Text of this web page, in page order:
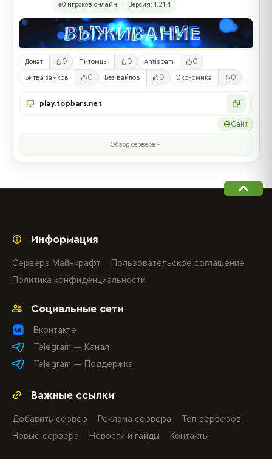
0 игроков онлайн Версия: 1.21.4
Донат 0 Питомцы 0 Antispam 0
Битва замков 0 Без вайпов 0 Экономика 0
play.topbars.net
Сайт
Обзор сервера
Важные ссылки
Добавить сервер Реклама сервера
Топ серверов
Новые сервера
Новости и гайды Контакты
Социальные сети
Вконтакте
Telegram — Канал
Telegram — Поддержка
Информация
Сервера Майнкрафт
Пользовательское соглашение
Политика конфиденциальности